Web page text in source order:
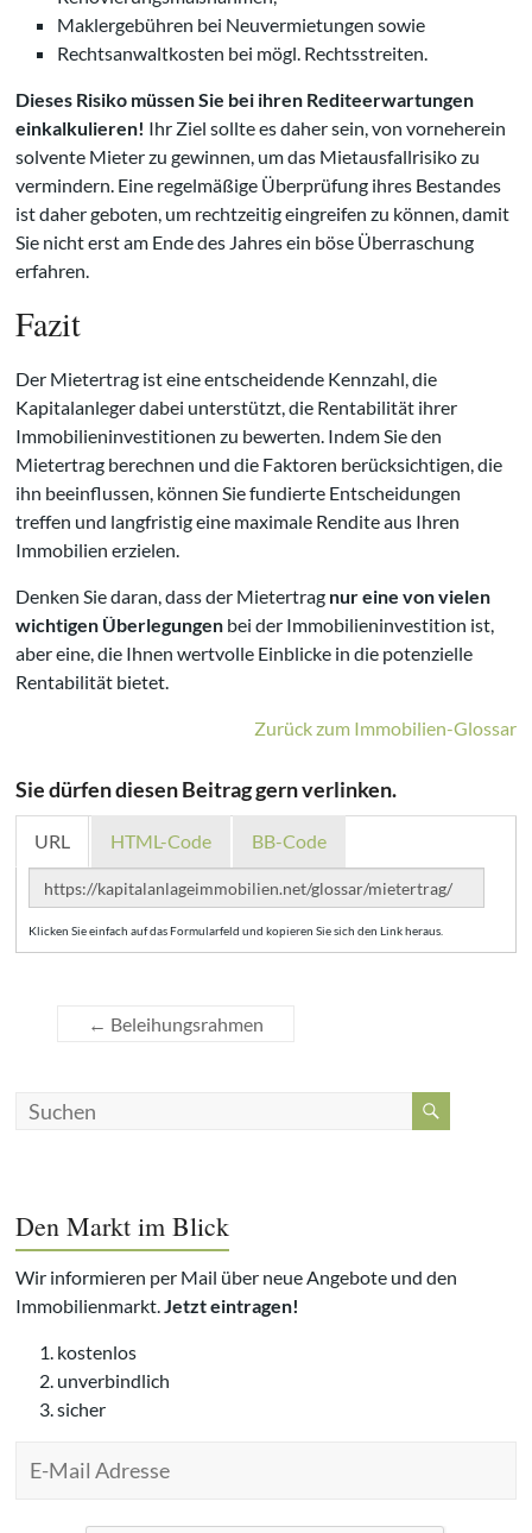
Maklergebühren bei Neuvermietungen sowie
Rechtsanwaltkosten bei mögl. Rechtsstreiten.
Dieses Risiko müssen Sie bei ihren Rediteerwartungen
einkalkulieren! Ihr Ziel sollte es daher sein, von vorneherein
solvente Mieter zu gewinnen, um das Mietausfallrisiko zu
vermindern. Eine regelmäßige Überprüfung ihres Bestandes
ist daher geboten, um rechtzeitig eingreifen zu können, damit
Sie nicht erst am Ende des Jahres ein böse Überraschung
erfahren.
Fazit
Der Mietertrag ist eine entscheidende Kennzahl, die
Kapitalanleger dabei unterstützt, die Rentabilität ihrer
Immobilieninvestitionen zu bewerten. Indem Sie den
Mietertrag berechnen und die Faktoren berücksichtigen, die
ihn beeinflussen, können Sie fundierte Entscheidungen
treffen und langfristig eine maximale Rendite aus Ihren
Immobilien erzielen.
Denken Sie daran, dass der Mietertrag nur eine von vielen
wichtigen Überlegungen bei der Immobilieninvestition ist,
aber eine, die Ihnen wertvolle Einblicke in die potenzielle
Rentabilität bietet.
Zurück zum Immobilien-Glossar
Sie dürfen diesen Beitrag gern verlinken.
URL HTML-Code BB-Code
Klicken Sie einfach auf das Formularfeld und kopieren Sie sich den Link heraus.
← Beleihungsrahmen
Den Markt im Blick
Wir informieren per Mail über neue Angebote und den
Immobilienmarkt.Jetzt eintragen!
kostenlos
unverbindlich
sicher